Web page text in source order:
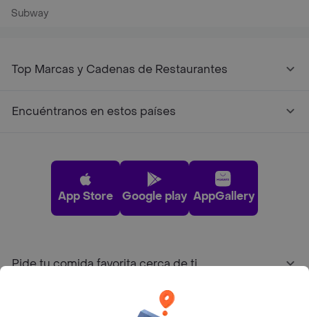
Subway
Top Marcas y Cadenas de Restaurantes
Encuéntranos en estos países
App Store Google play AppGallery
Pide tu comida favorita cerca de ti